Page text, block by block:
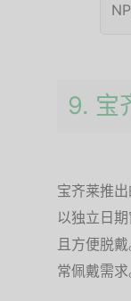
9. 宝
宝齐莱推
以独立日
且方便脱
常佩戴需求